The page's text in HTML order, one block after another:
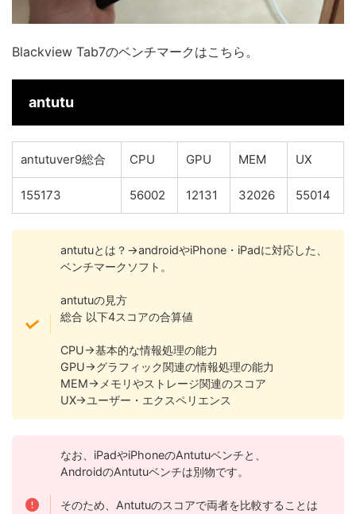
Blackview Tab7のベンチマークはこちら。
antutu
antutuver9総合 CPU GPU MEM UX
155173 56002 12131 32026 55014
antutuとは？→androidやiPhone・iPadに対応した、
ベンチマークソフト。
antutuの見方
総合 以下4スコアの合算値
CPU→基本的な情報処理の能力
GPU→グラフィック関連の情報処理の能力
MEM→メモリやストレージ関連のスコア
UX→ユーザー・エクスペリエンス
なお、iPadやiPhoneのAntutuベンチと、
AndroidのAntutuベンチは別物です。
そのため、Antutuのスコアで両者を比較することは